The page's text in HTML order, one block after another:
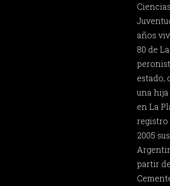
años
80 de
estado,
una hija
en La
registro
2005
partir